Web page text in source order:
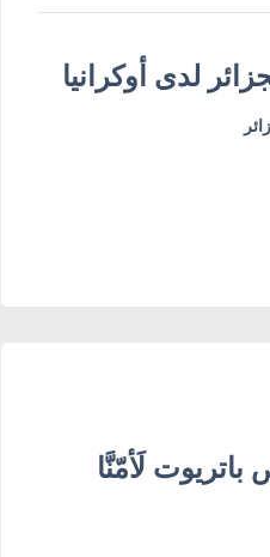
لدى أوكرانيا
باتريوت لَأمّنَّا